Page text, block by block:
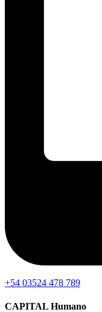
+54 03524 478 789​
CAPITAL Humano